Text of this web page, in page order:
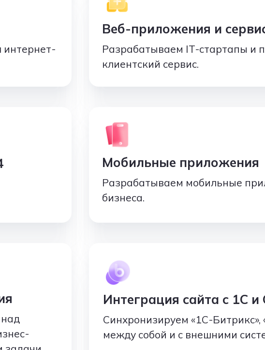
Веб-приложения и
Разрабатываем IT-стартапы и
клиентский сервис.
Мобильные приложения
Разрабатываем мобильные
бизнеса.
Интеграция сайта с 1С и
Синхронизируем «1С-Битрикс»,
между собой и с внешними